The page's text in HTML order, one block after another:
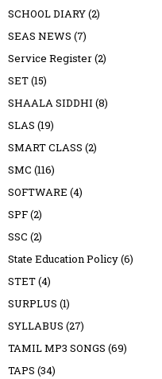
SCHOOL DIARY(2)
SEAS NEWS (7)
Service Register(2)
SET(15)
SHAALA SIDDHI (8)
SLAS (19)
SMART CLASS (2)
SMC (116)
SOFTWARE (4)
SPF(2)
SSC (2)
State Education Policy(6)
STET(4)
SURPLUS (1)
SYLLABUS (27)
TAMIL MP3 SONGS (69)
TAPS (34)